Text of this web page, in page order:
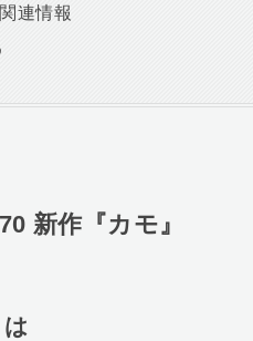
連情報
新作『カモ』